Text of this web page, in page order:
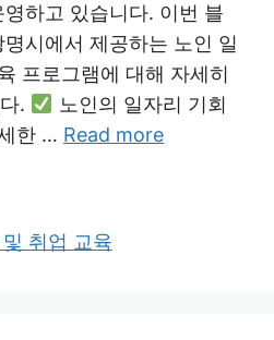
하고 있습니다. 이번 블
시에서 제공하는 노인 일
프로그램에 대해 자세히
.
노인의 일자리 기회
한 … Read more
취업 교육